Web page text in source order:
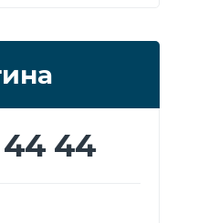
44